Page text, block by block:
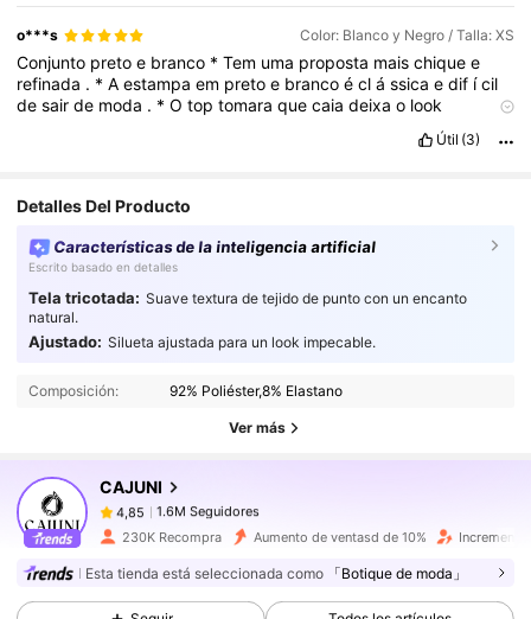
o***s Color: Blanco y Negro / Talla: XS
Conjunto pretoe branco *Tem uma proposta maischiquee
refinada . *Aestampaem pretoe brancoéclássicaedif ícil
desairde moda . *Otoptomaraquecaiadeixao look
átil
quevocêquer
estampa.
Útil (3)
Detalles Del Producto
Características de la inteligencia artificial
Escrito basado en detalles
Tela tricotada: Suave textura de tejido de punto con un encanto
natural.
Ajustado: Silueta ajustada para un look impecable.
Composición: 92% Poliéster,8% Elastano
Ver más
CAJUNI
4,85 1.6M Seguidores
4,85 1.6M Seguidores
230K Recompra Aumento de ventasd de 10%
Esta tienda está seleccionada como 「Botique de moda」